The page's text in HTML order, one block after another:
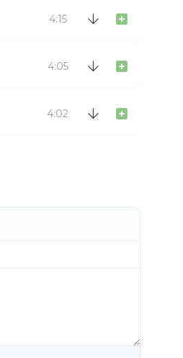
4:15
4:05
4:02